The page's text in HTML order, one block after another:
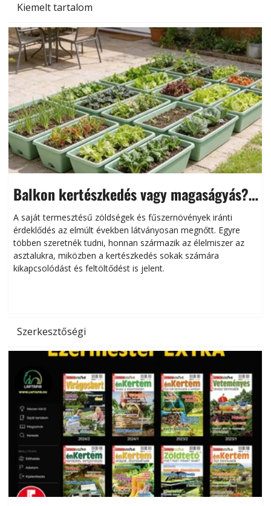
Kiemelt tartalom
Balkon kertészkedés vagy magaságyás?
Helytakarékos kertészkedés
A saját termesztésű zöldségek és fűszernövények iránti
érdeklődés az elmúlt években látványosan megnőtt. Egyre
többen szeretnék tudni, honnan származik az élelmiszer az
asztalukra, miközben a kertészkedés sokak számára
kikapcsolódást és feltöltődést is jelent.
Szerkesztőségi